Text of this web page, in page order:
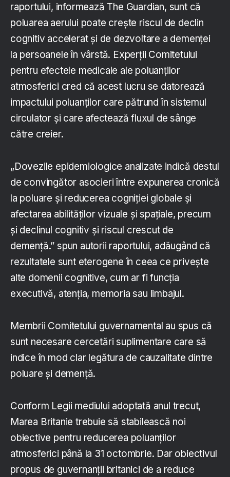
raportului, informează The Guardian, sunt că
poluarea aerului poate crește riscul de declin
cognitiv accelerat și de dezvoltare a demenței
la persoanele în vârstă. Experții Comitetului
pentru efectele medicale ale poluanților
atmosferici cred că acest lucru se datorează
impactului poluanților care pătrund în sistemul
circulator și care afectează fluxul de sânge
către creier.
„Dovezile epidemiologice analizate indică destul
de convingător asocieri între expunerea cronică
la poluare și reducerea cogniției globale și
afectarea abilităților vizuale și spațiale, precum
și declinul cognitiv și riscul crescut de
demență.” spun autorii raportului, adăugând că
rezultatele sunt eterogene în ceea ce privește
alte domenii cognitive, cum ar fi funcția
executivă, atenția, memoria sau limbajul.
Membrii Comitetului guvernamental au spus că
sunt necesare cercetări suplimentare care să
indice în mod clar legătura de cauzalitate dintre
poluare și demență.
Conform Legii mediului adoptată anul trecut,
Marea Britanie trebuie să stabilească noi
obiective pentru reducerea poluanților
atmosferici până la 31 octombrie. Dar obiectivul
propus de guvernanții britanici de a reduce